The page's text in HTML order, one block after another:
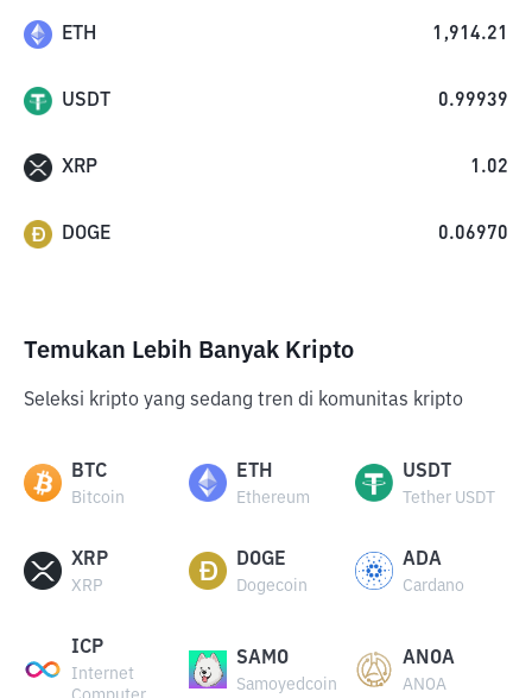
ETH 1,914.21
USDT 0.99939
XRP 1.02
DOGE 0.06970
Temukan Lebih Banyak Kripto
Seleksi kripto yang sedang tren di komunitas kripto
BTC
Bitcoin
ETH
Ethereum
USDT
Tether USDT
XRP
XRP
DOGE
Dogecoin
ADA
Cardano
ICP
Internet
SAMO
Samoyedcoin
ANOA
ANOA